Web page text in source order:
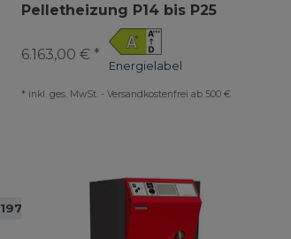
197
Pelletheizung P14 bis P25
Energielabel
6.163,00 € *
* inkl. ges. MwSt. - Versandkostenfrei ab 500 €